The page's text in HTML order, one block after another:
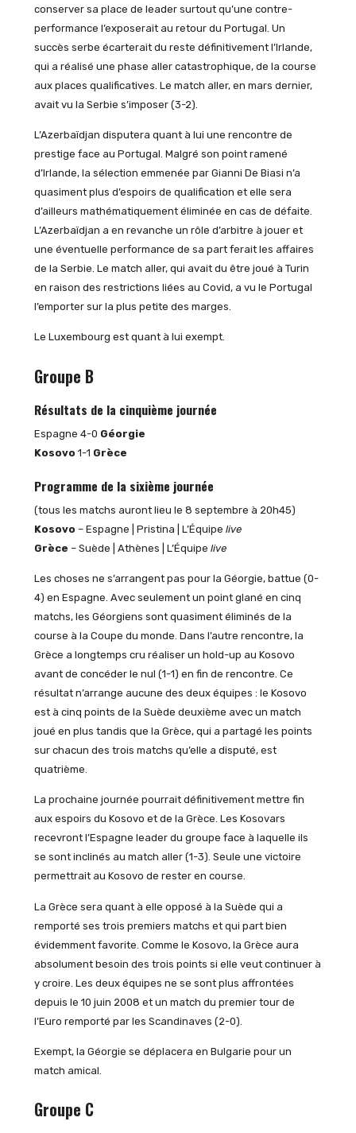
conserver sa place de leader surtout qu’une contre-
performance l’exposerait au retour du Portugal. Un
succès serbe écarterait du reste définitivement l’Irlande,
qui a réalisé une phase aller catastrophique, de la course
aux places qualificatives. Le match aller, en mars dernier,
avait vu la Serbie s’imposer (3-2).
L’Azerbaïdjan disputera quant à lui une rencontre de
prestige face au Portugal. Malgré son point ramené
d’Irlande, la sélection emmenée par Gianni De Biasi n’a
quasiment plus d’espoirs de qualification et elle sera
d’ailleurs mathématiquement éliminée en cas de défaite.
L’Azerbaïdjan a en revanche un rôle d’arbitre à jouer et
une éventuelle performance de sa part ferait les affaires
de la Serbie. Le match aller, qui avait du être joué à Turin
en raison des restrictions liées au Covid, a vu le Portugal
l’emporter sur la plus petite des marges.
Le Luxembourg est quant à lui exempt.
Groupe B
Résultats de la cinquième journée
Espagne 4-0 Géorgie
Kosovo 1-1 Grèce
Programme de la sixième journée
(tous les matchs auront lieu le 8 septembre à 20h45)
Kosovo – Espagne | Pristina | L’Équipe live
Grèce – Suède | Athènes | L’Équipe live
Les choses ne s’arrangent pas pour la Géorgie, battue (0-
4) en Espagne. Avec seulement un point glané en cinq
matchs, les Géorgiens sont quasiment éliminés de la
course à la Coupe du monde. Dans l’autre rencontre, la
Grèce a longtemps cru réaliser un hold-up au Kosovo
avant de concéder le nul (1-1) en fin de rencontre. Ce
résultat n’arrange aucune des deux équipes : le Kosovo
est à cinq points de la Suède deuxième avec un match
joué en plus tandis que la Grèce, qui a partagé les points
sur chacun des trois matchs qu’elle a disputé, est
quatrième.
La prochaine journée pourrait définitivement mettre fin
aux espoirs du Kosovo et de la Grèce. Les Kosovars
recevront l’Espagne leader du groupe face à laquelle ils
se sont inclinés au match aller (1-3). Seule une victoire
permettrait au Kosovo de rester en course.
La Grèce sera quant à elle opposé à la Suède qui a
remporté ses trois premiers matchs et qui part bien
évidemment favorite. Comme le Kosovo, la Grèce aura
absolument besoin des trois points si elle veut continuer à
y croire. Les deux équipes ne se sont plus affrontées
depuis le 10 juin 2008 et un match du premier tour de
l’Euro remporté par les Scandinaves (2-0).
Exempt, la Géorgie se déplacera en Bulgarie pour un
match amical.
Groupe C